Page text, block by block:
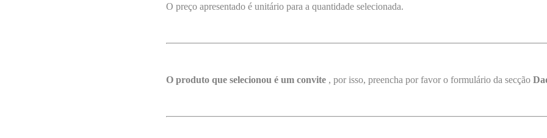
O preço apresentado é unitário para a quantidade selecionada.
O produto que selecionou é um convite , por isso, preencha por favor o formulário da secção